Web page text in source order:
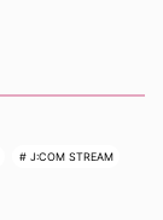
J:COM STREAM